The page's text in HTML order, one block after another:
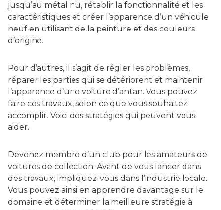
jusqu’au métal nu, rétablir la fonctionnalité et les
caractéristiques et créer l’apparence d’un véhicule
neuf en utilisant de la peinture et des couleurs
d’origine.
Pour d’autres, il s’agit de régler les problèmes,
réparer les parties qui se détériorent et maintenir
l’apparence d’une voiture d’antan. Vous pouvez
faire ces travaux, selon ce que vous souhaitez
accomplir. Voici des stratégies qui peuvent vous
aider.
Devenez membre d’un club pour les amateurs de
voitures de collection. Avant de vous lancer dans
des travaux, impliquez-vous dans l’industrie locale.
Vous pouvez ainsi en apprendre davantage sur le
domaine et déterminer la meilleure stratégie à